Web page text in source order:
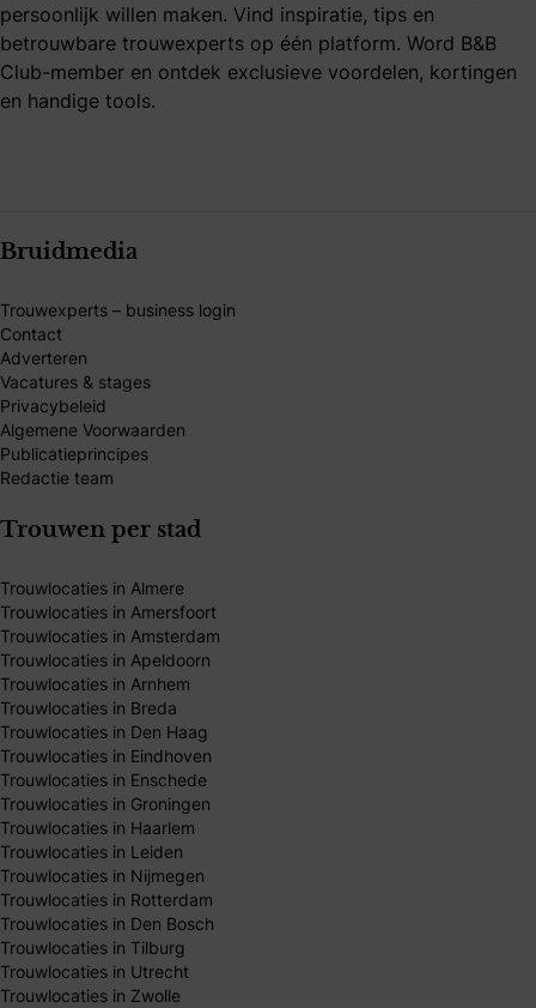
persoonlijk willen maken. Vind inspiratie, tips en
betrouwbare trouwexperts op één platform. Word B&B
Club-member en ontdek exclusieve voordelen, kortingen
en handige tools.
Bruidmedia
Trouwexperts – business login
Contact
Adverteren
Vacatures & stages
Privacybeleid
Algemene Voorwaarden
Publicatieprincipes
Redactie team
Trouwen per stad
Trouwlocaties in Almere
Trouwlocaties in Amersfoort
Trouwlocaties in Amsterdam
Trouwlocaties in Apeldoorn
Trouwlocaties in Arnhem
Trouwlocaties in Breda
Trouwlocaties in Den Haag
Trouwlocaties in Eindhoven
Trouwlocaties in Enschede
Trouwlocaties in Groningen
Trouwlocaties in Haarlem
Trouwlocaties in Leiden
Trouwlocaties in Nijmegen
Trouwlocaties in Rotterdam
Trouwlocaties in Den Bosch
Trouwlocaties in Tilburg
Trouwlocaties in Utrecht
Trouwlocaties in Zwolle